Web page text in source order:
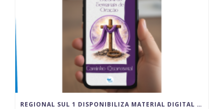
REGIONAL SUL 1 DISPONIBILIZA MATERIAL DIGITAL PARA VIVÊNCIA DA QUARESMA E DO TEMPO PASCAL